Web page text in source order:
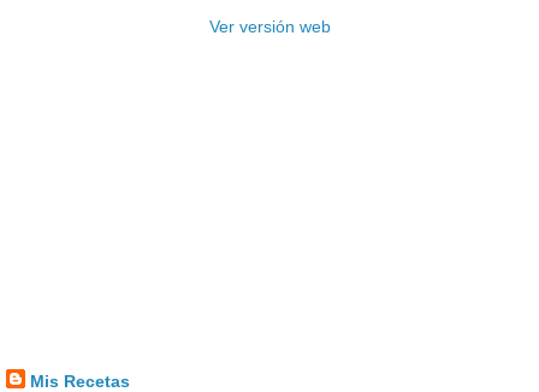
Ver versión web
Mis Recetas